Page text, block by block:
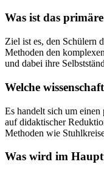
Was ist das
Ziel ist es, den Schülern
Methoden den
und dabei ihre
Welche
Es handelt sich um
auf didaktischer
Methoden wie
Was wird im